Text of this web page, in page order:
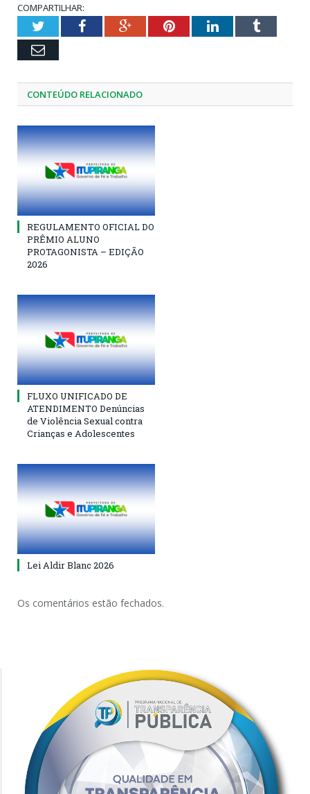
COMPARTILHAR:
TwitterFacebookGoogle+PinterestLinkedInTumblr
Email
CONTEÚDO RELACIONADO
REGULAMENTO OFICIAL DO
PRÊMIO ALUNO
PROTAGONISTA – EDIÇÃO
2026
FLUXO UNIFICADO DE
ATENDIMENTO Denúncias
de Violência Sexual contra
Crianças e Adolescentes
Lei Aldir Blanc 2026
Os comentários estão fechados.